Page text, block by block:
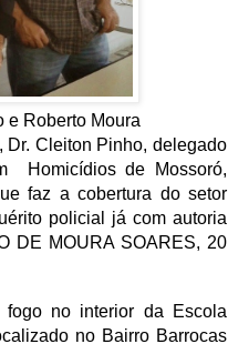
e Roberto Moura
Dr. Cleiton Pinho, delegado
Homicídios de Mossoró,
faz a cobertura do setor
policial já com autoria
DE MOURA SOARES, 20
no interior da Escola
no Bairro Barrocas